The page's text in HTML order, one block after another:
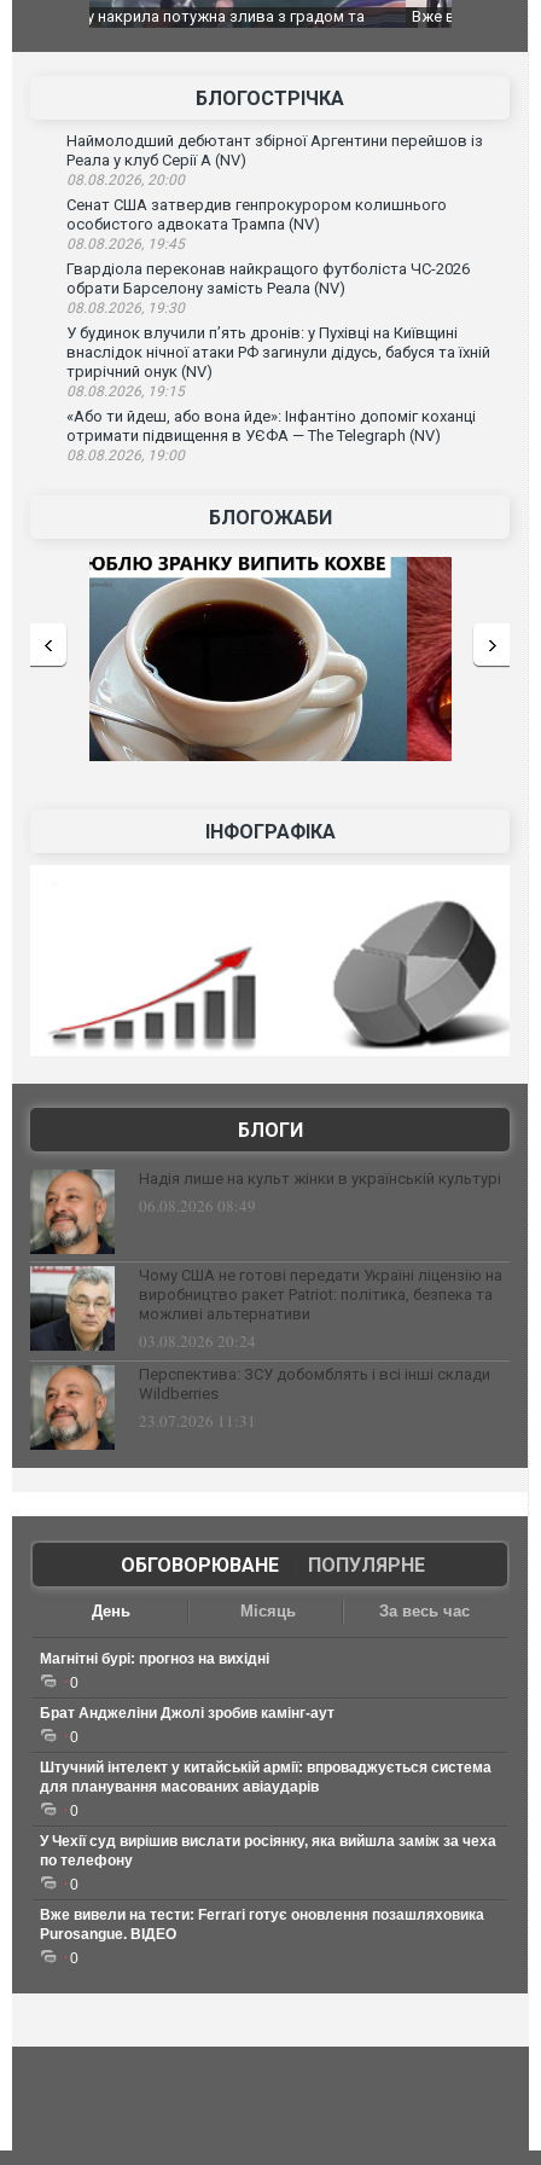
Вже вивели на тести: Ferrari готує оновлення
Вийшов
фільму
БЛОГОСТРІЧКА
Наймолодший дебютант збірної Аргентини перейшов із
Реала у клуб Серії А (NV)
08.08.2026, 20:00
Сенат США затвердив генпрокурором колишнього
особистого адвоката Трампа (NV)
08.08.2026, 19:45
Гвардіола переконав найкращого футболіста ЧС-2026
обрати Барселону замість Реала (NV)
08.08.2026, 19:30
У будинок влучили п’ять дронів: у Пухівці на Київщині
внаслідок нічної атаки РФ загинули дідусь, бабуся та їхній
трирічний онук (NV)
08.08.2026, 19:15
«Або ти йдеш, або вона йде»: Інфантіно допоміг коханці
отримати підвищення в УЄФА — The Telegraph (NV)
08.08.2026, 19:00
БЛОГОЖАБИ
ІНФОГРАФІКА
БЛОГИ
Надія лише на культ жінки в українській культурі
06.08.2026 08:49
Чому США не готові передати Україні ліцензію на
виробництво ракет Patriot: політика, безпека та
можливі альтернативи
03.08.2026 20:24
Перспектива: ЗСУ добомблять і всі інші склади
Wildberries
23.07.2026 11:31
ОБГОВОРЮВАНЕ| ПОПУЛЯРНЕ
День Місяць За весь час
Магнітні бурі: прогноз на вихідні
0
Брат Анджеліни Джолі зробив камінг-аут
0
Штучний інтелект у китайській армії: впроваджується система
для планування масованих авіаударів
0
У Чехії суд вирішив вислати росіянку, яка вийшла заміж за чеха
по телефону
0
Вже вивели на тести: Ferrari готує оновлення позашляховика
Purosangue. ВІДЕО
0